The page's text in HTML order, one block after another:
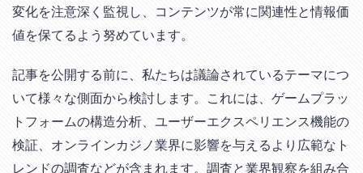
変化を注意深く監視し、コンテンツが常に関連性と情報価
値を保てるよう努めています。
記事を公開する前に、私たちは議論されているテーマにつ
いて様々な側面から検討します。これには、ゲームプラッ
トフォームの構造分析、ユーザーエクスペリエンス機能の
検証、オンラインカジノ業界に影響を与えるより広範なト
レンドの調査などが含まれます。調査と業界観察を組み合